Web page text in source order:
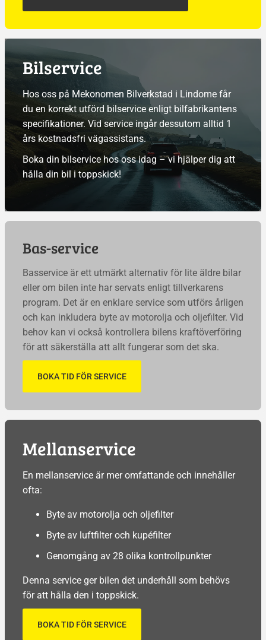
Bilservice
Hos oss på Mekonomen Bilverkstad i Lindome får
du en korrekt utförd bilservice enligt bilfabrikantens
specifikationer. Vid service ingår dessutom alltid 1
års kostnadsfri vägassistans.
Boka din bilservice hos oss idag – vi hjälper dig att
hålla din bil i toppskick!
Bas-service
Basservice är ett utmärkt alternativ för lite äldre bilar
eller om bilen inte har servats enligt tillverkarens
program. Det är en enklare service som utförs årligen
och kan inkludera byte av motorolja och oljefilter. Vid
behov kan vi också kontrollera bilens kraftöverföring
för att säkerställa att allt fungerar som det ska.
BOKA TID FÖR SERVICE
Mellanservice
En mellanservice är mer omfattande och innehåller
ofta:
Byte av motorolja och oljefilter
Byte av luftfilter och kupéfilter
Genomgång av 28 olika kontrollpunkter
Denna service ger bilen det underhåll som behövs
för att hålla den i toppskick.
BOKA TID FÖR SERVICE